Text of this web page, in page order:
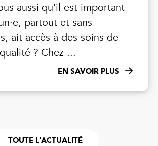
aussi qu’il est important
partout et sans
ait accès à des soins de
? Chez ...
EN SAVOIR PLUS
TOUTE L'ACTUALITÉ